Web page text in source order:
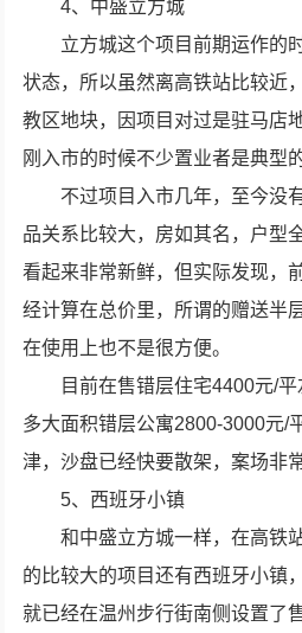
4、中盛立方城
立方城这个项目前期运作的
状态，所以虽然离高铁站比较近
教区地块，因项目对过是驻马店
刚入市的时候不少置业者是典型
不过项目入市几年，至今没
品关系比较大，房如其名，户型
看起来非常新鲜，但实际发现，
经计算在总价里，所谓的赠送半
在使用上也不是很方便。
目前在售错层住宅4400元/
多大面积错层公寓2800-3000元/
津，沙盘已经快要散架，案场非
5、西班牙小镇
和中盛立方城一样，在高铁
的比较大的项目还有西班牙小镇
就已经在温州步行街南侧设置了